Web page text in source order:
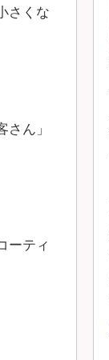
さくな
ん」
ーティ